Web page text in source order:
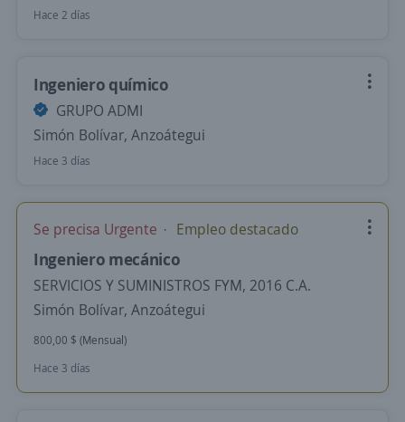
Hace 2 días
Ingeniero químico
GRUPO ADMI
Simón Bolívar, Anzoátegui
Hace 3 días
Se precisa Urgente Empleo destacado
Ingeniero mecánico
SERVICIOS Y SUMINISTROS FYM, 2016 C.A.
Simón Bolívar, Anzoátegui
800,00 $ (Mensual)
Hace 3 días